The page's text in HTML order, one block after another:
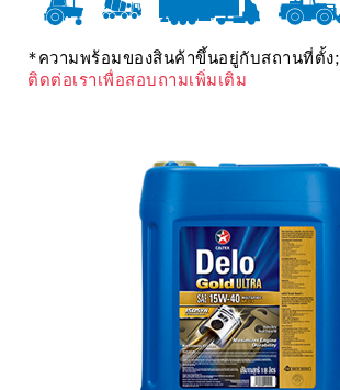
*ความพร้อมของสินค้าขึ้นอยู่กับสถานที่ตั้ง;
ติดต่อเราเพื่อสอบถามเพิ่มเติม